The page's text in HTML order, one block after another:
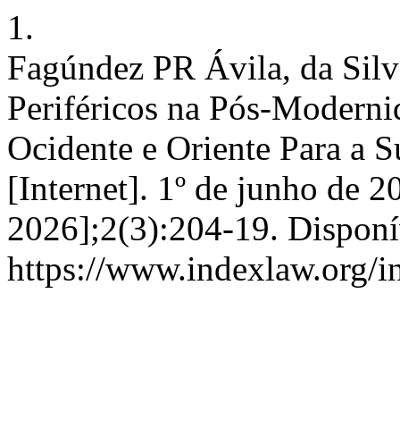
1.
Fagúndez PR Ávila, da
Periféricos na Pós-
Ocidente e Oriente Para a
[Internet]. 1º de junho de
2026];2(3):204-19.
https://www.indexlaw.org/